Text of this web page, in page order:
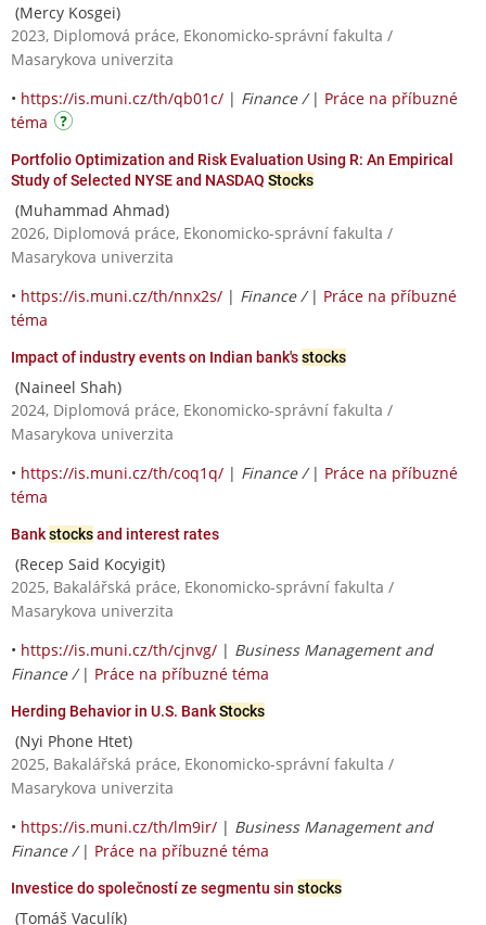
(Mercy Kosgei)
2023, Diplomová práce, Ekonomicko-správní fakulta /
Masarykova univerzita
• https://is.muni.cz/th/qb01c/ | Finance / | Práce na příbuzné
téma
Portfolio Optimization and Risk Evaluation Using R: An Empirical
Study of Selected NYSE and NASDAQ Stocks
(Muhammad Ahmad)
2026, Diplomová práce, Ekonomicko-správní fakulta /
Masarykova univerzita
• https://is.muni.cz/th/nnx2s/ | Finance / | Práce na příbuzné
téma
Impact of industry events on Indian bank'sstocks
(Naineel Shah)
2024, Diplomová práce, Ekonomicko-správní fakulta /
Masarykova univerzita
• https://is.muni.cz/th/coq1q/ | Finance / | Práce na příbuzné
téma
Bankstocksand interest rates
(Recep Said Kocyigit)
2025, Bakalářská práce, Ekonomicko-správní fakulta /
Masarykova univerzita
• https://is.muni.cz/th/cjnvg/ | Business Management and
Finance / | Práce na příbuzné téma
Herding Behavior in U.S. BankStocks
(Nyi Phone Htet)
2025, Bakalářská práce, Ekonomicko-správní fakulta /
Masarykova univerzita
• https://is.muni.cz/th/lm9ir/ | Business Management and
Finance / | Práce na příbuzné téma
Investice do společností ze segmentu sin stocks
(Tomáš Vaculík)